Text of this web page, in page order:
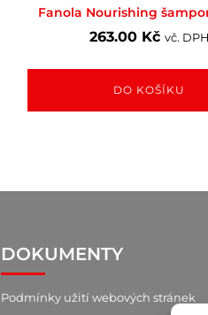
Fanola Nourishing
263.00 Kč vč. DPH
DO KOŠÍKU
DOKUMENTY
Podmínky užití webových stránek